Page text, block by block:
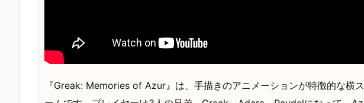
『Greak: Memories of Azur』は、手描きのアニメーションが特徴的な横